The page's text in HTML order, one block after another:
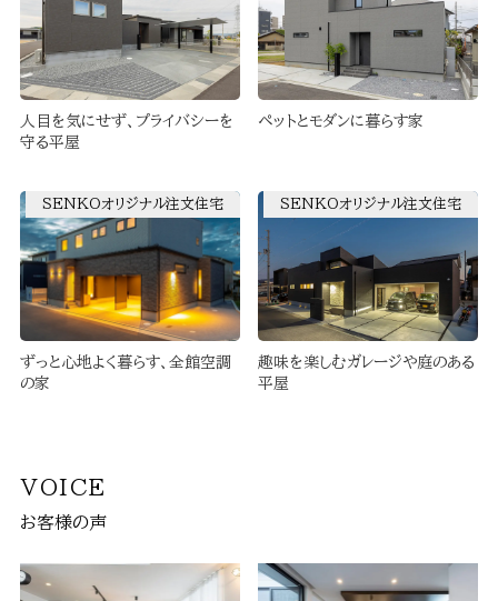
人目を気にせず、プライバシーを
守る平屋
ペットとモダンに暮らす家
SENKOオリジナル注文住宅
ずっと心地よく暮らす、全館空調
の家
SENKOオリジナル注文住宅
趣味を楽しむガレージや庭のある
平屋
VOICE
お客様の声